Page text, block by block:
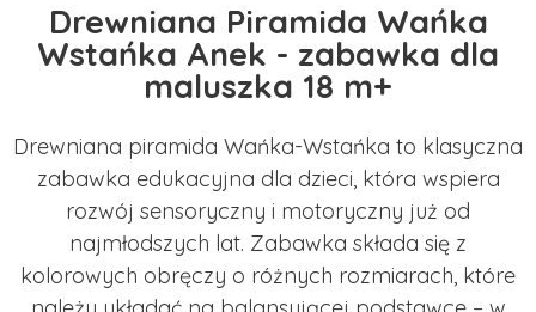
Drewniana Piramida Wańka
Wstańka Anek - zabawka dla
maluszka 18 m+
Drewniana piramida Wańka-Wstańka to klasyczna
zabawka edukacyjna dla dzieci, która wspiera
rozwój sensoryczny i motoryczny już od
najmłodszych lat. Zabawka składa się z
kolorowych obręczy o różnych rozmiarach, które